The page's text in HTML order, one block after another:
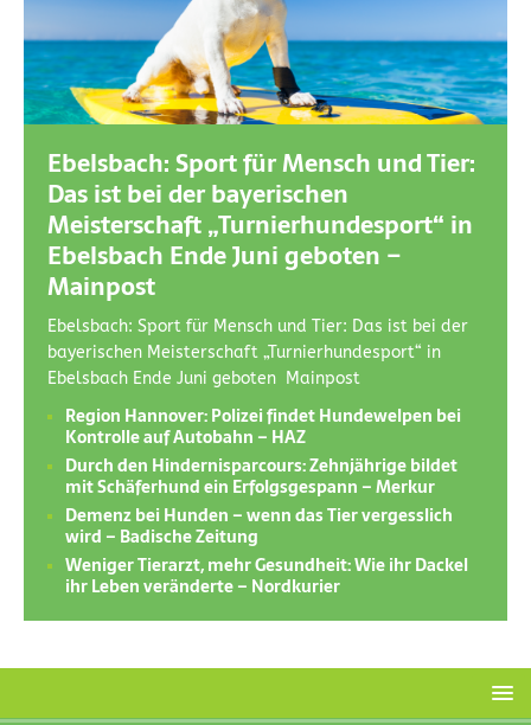
Ebelsbach: Sport für Mensch und Tier:
Das ist bei der bayerischen
Meisterschaft „Turnierhundesport“ in
Ebelsbach Ende Juni geboten –
Mainpost
Ebelsbach: Sport für Mensch und Tier: Das ist bei der
bayerischen Meisterschaft „Turnierhundesport“ in
Ebelsbach Ende Juni geboten Mainpost
Region Hannover: Polizei findet Hundewelpen bei
Kontrolle auf Autobahn – HAZ
Durch den Hindernisparcours: Zehnjährige bildet
mit Schäferhund ein Erfolgsgespann – Merkur
Demenz bei Hunden – wenn das Tier vergesslich
wird – Badische Zeitung
Weniger Tierarzt, mehr Gesundheit: Wie ihr Dackel
ihr Leben veränderte – Nordkurier